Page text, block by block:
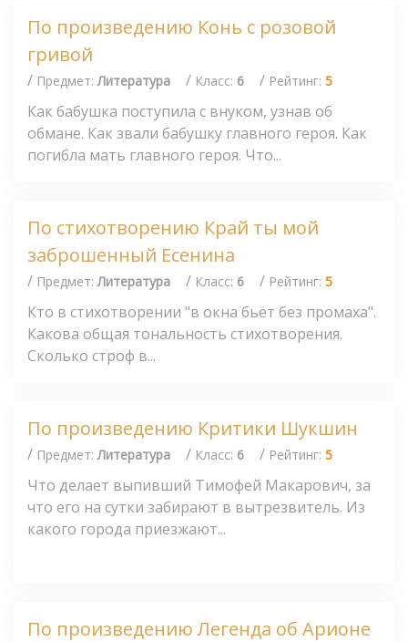
По произведению Конь с розовой
гривой
/ Предмет:Литература / Класс: 6 / Рейтинг: 5
Как бабушка поступила с внуком, узнав об
обмане. Как звали бабушку главного героя. Как
погибла мать главного героя. Что...
По стихотворению Край ты мой
заброшенный Есенина
/ Предмет:Литература / Класс: 6 / Рейтинг: 5
Кто в стихотворении "в окна бьёт без промаха".
Какова общая тональность стихотворения.
Сколько строф в...
По произведению Критики Шукшин
/ Предмет:Литература / Класс: 6 / Рейтинг: 5
Что делает выпивший Тимофей Макарович, за
что его на сутки забирают в вытрезвитель. Из
какого города приезжают...
По произведению Легенда об Арионе